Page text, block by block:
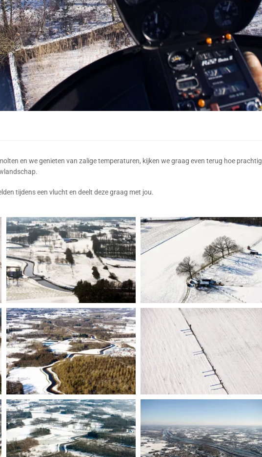
en we genieten van zalige temperaturen, kijken we graag even terug hoe prachtig
tijdens een vlucht en deelt deze graag met jou.